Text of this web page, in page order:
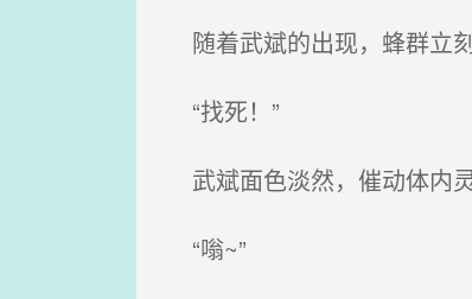
随着武斌的出现，蜂群立
“找死！”
武斌面色淡然，催动体内
“嗡~”